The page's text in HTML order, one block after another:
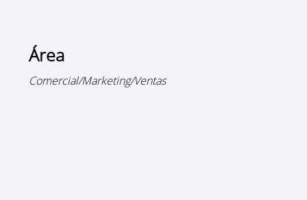
Área
Comercial/Marketing/Ventas